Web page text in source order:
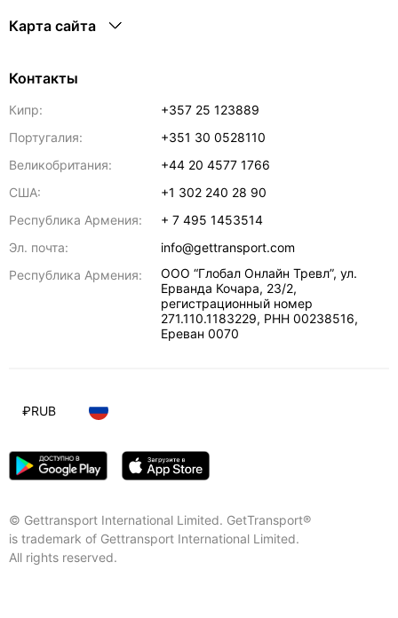
Карта сайта
Контакты
Кипр:
+357 25 123889
Португалия:
+351 30 0528110
Великобритания:
+44 20 4577 1766
США:
+1 302 240 28 90
Республика Армения:
+ 7 495 1453514
Эл. почта:
info@gettransport.com
Республика Армения:
ООО “Глобал Онлайн Тревл”, ул.
Ерванда Кочара, 23/2,
регистрационный номер
271.110.1183229, РНН 00238516,
Ереван 0070
© Gettransport International Limited. GetTransport®
is trademark of Gettransport International Limited.
All rights reserved.
₽RUB